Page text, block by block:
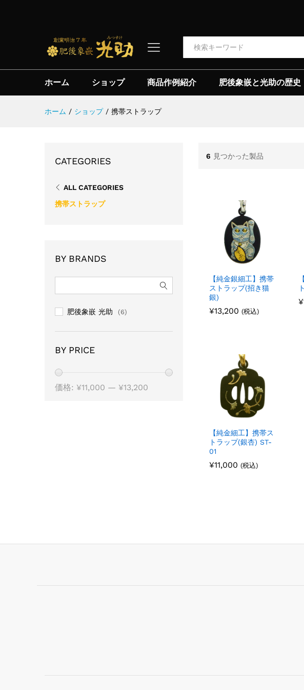
全て
ホーム ショップ 商品作例紹介 肥後象嵌と光助の歴史
ホーム / ショップ / 携帯ストラップ
6 見つかった製品
【純金銀細工】携帯
ストラップ(招き猫
銀)
¥13,200 (税込)
¥13,200
¥
¥
【純金細工】携帯ス
トラップ(銀杏) ST-
01
¥11,000 (税込)
¥11,000
CATEGORIES
ALL CATEGORIES
携帯ストラップ
BY BRANDS
肥後象嵌 光助 (6)
BY PRICE
価格: ¥11,000 — ¥13,200